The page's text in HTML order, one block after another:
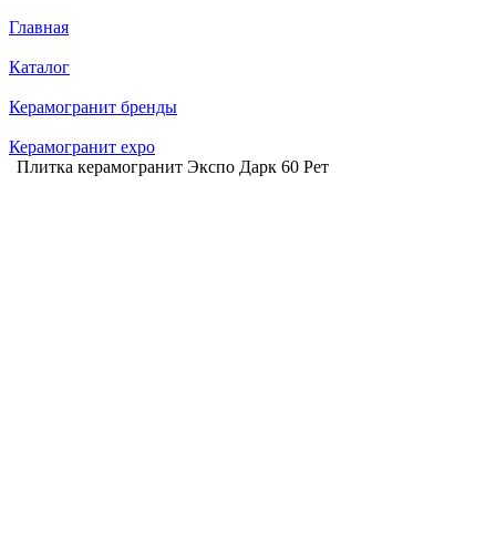
Главная
Каталог
Керамогранит бренды
Керамогранит expo
Плитка керамогранит Экспо Дарк 60 Рет